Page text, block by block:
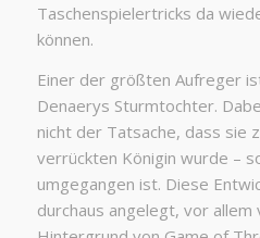
Taschenspielertricks da
können.
Einer der größten Aufreger
Denaerys Sturmtochter.
nicht der Tatsache, dass sie
verrückten Königin wurde –
umgegangen ist. Diese
durchaus angelegt, vor